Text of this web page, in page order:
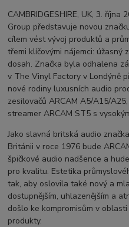
CAMBRIDGESHIRE, UK, 3.
Group představuje novou
cílem vést vývoj produktů a
třemi klíčovými nájemci: úžasný
dosah. Značka byla odhalena
v The Vinyl Factory v Londýně
nové rodiny luxusních audio
zesilovačů ARCAM A5/A15/
streamer ARCAM ST5 s
Jako slavná britská audio
Británii v roce 1976 bude
špičkové audio nadšence a
pro kvalitu. Estetika
tak, aby oslovila také nový a
dostupnějším, uhlazenějším a
došlo ke kompromisům v
produkty.